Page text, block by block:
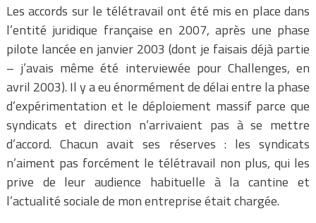
Les accords sur le télétravail ont été mis en place dans
l’entité juridique française en 2007, après une phase
pilote lancée en janvier 2003 (dont je faisais déjà partie
– j’avais même été interviewée pour Challenges, en
avril 2003). Il y a eu énormément de délai entre la phase
d’expérimentation et le déploiement massif parce que
syndicats et direction n’arrivaient pas à se mettre
d’accord. Chacun avait ses réserves : les syndicats
n’aiment pas forcément le télétravail non plus, qui les
prive de leur audience habituelle à la cantine et
l’actualité sociale de mon entreprise était chargée.